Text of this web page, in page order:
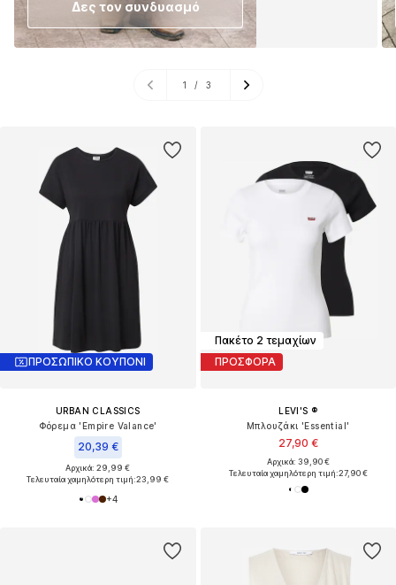
Δες τον συνδυασμό
1 / 3
ΠΡΟΣΩΠΙΚΟ ΚΟΥΠΟΝΙ
URBAN CLASSICS
Φόρεμα 'Empire Valance'
20,39 €
Αρχικά: 29,99 €
Τελευταία χαμηλότερη τιμή:23,99 €
+4
Πακέτο 2 τεμαχίων
ΠΡΟΣΦΟΡΑ
LEVI'S ®
Μπλουζάκι 'Essential'
27,90 €
Αρχικά: 39,90 €
Τελευταία χαμηλότερη τιμή:27,90 €